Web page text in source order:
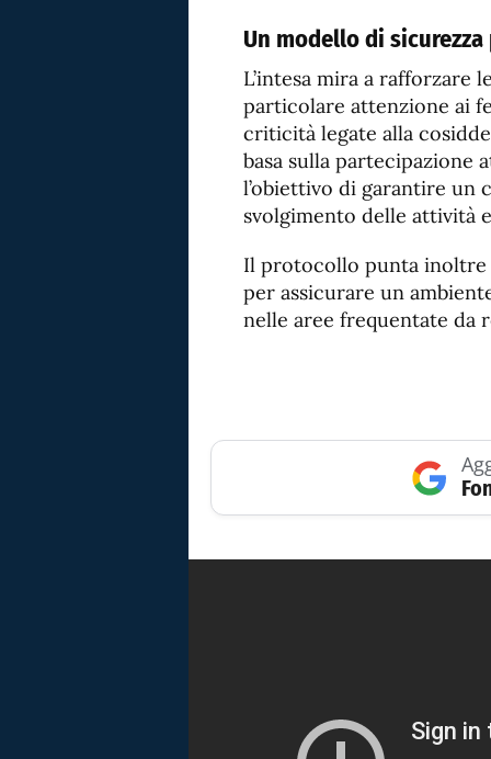
Un modello di
L’intesa mira a rafforzare
particolare attenzione ai
criticità legate alla
basa sulla partecipazione
l’obiettivo di garantire un
svolgimento delle attività
Il protocollo punta inoltre
per assicurare un
nelle aree frequentate da